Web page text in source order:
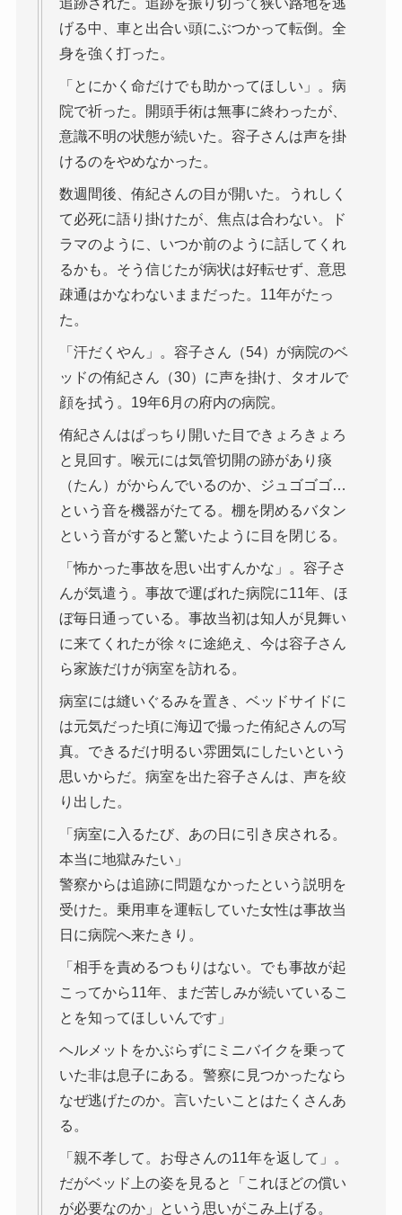
追跡された。追跡を振り切って狭い路地を逃
げる中、車と出合い頭にぶつかって転倒。全
身を強く打った。
「とにかく命だけでも助かってほしい」。病
院で祈った。開頭手術は無事に終わったが、
意識不明の状態が続いた。容子さんは声を掛
けるのをやめなかった。
数週間後、侑紀さんの目が開いた。うれしく
て必死に語り掛けたが、焦点は合わない。ド
ラマのように、いつか前のように話してくれ
るかも。そう信じたが病状は好転せず、意思
疎通はかなわないままだった。11年がたっ
た。
「汗だくやん」。容子さん（54）が病院のベ
ッドの侑紀さん（30）に声を掛け、タオルで
顔を拭う。19年6月の府内の病院。
侑紀さんはぱっちり開いた目できょろきょろ
と見回す。喉元には気管切開の跡があり痰
（たん）がからんでいるのか、ジュゴゴゴ…
という音を機器がたてる。棚を閉めるバタン
という音がすると驚いたように目を閉じる。
「怖かった事故を思い出すんかな」。容子さ
んが気遣う。事故で運ばれた病院に11年、ほ
ぼ毎日通っている。事故当初は知人が見舞い
に来てくれたが徐々に途絶え、今は容子さん
ら家族だけが病室を訪れる。
病室には縫いぐるみを置き、ベッドサイドに
は元気だった頃に海辺で撮った侑紀さんの写
真。できるだけ明るい雰囲気にしたいという
思いからだ。病室を出た容子さんは、声を絞
り出した。
「病室に入るたび、あの日に引き戻される。
本当に地獄みたい」
警察からは追跡に問題なかったという説明を
受けた。乗用車を運転していた女性は事故当
日に病院へ来たきり。
「相手を責めるつもりはない。でも事故が起
こってから11年、まだ苦しみが続いているこ
とを知ってほしいんです」
ヘルメットをかぶらずにミニバイクを乗って
いた非は息子にある。警察に見つかったなら
なぜ逃げたのか。言いたいことはたくさんあ
る。
「親不孝して。お母さんの11年を返して」。
だがベッド上の姿を見ると「これほどの償い
が必要なのか」という思いがこみ上げる。